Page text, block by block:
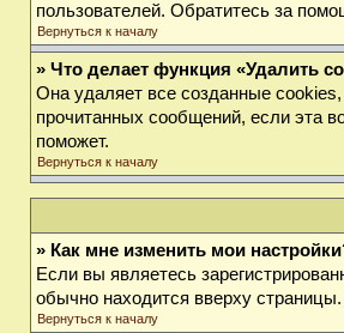
пользователей. Обратитесь за
Вернуться к началу
» Что делает функция «Удалить
Она удаляет все созданные
прочитанных сообщений, если эта
поможет.
Вернуться к началу
» Как мне изменить мои
Если вы являетесь
обычно находится вверху
Вернуться к началу